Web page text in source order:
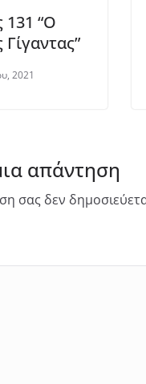
131 “Ο
2021
απάντηση
σας δεν